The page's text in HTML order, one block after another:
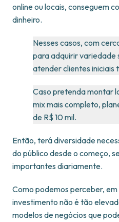
online ou locais, conseguem
dinheiro.
Nesses casos, com
para adquirir variedade
atender clientes iniciais
Caso pretenda montar
mix mais completo,
de R$ 10 mil.
Então, terá diversidade
do público desde o começo,
importantes diariamente.
Como podemos perceber, em
investimento não é tão
modelos de negócios que